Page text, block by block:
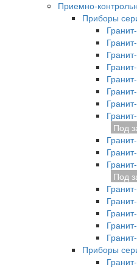
Приемно-
Приборы
Под
Под
Приборы